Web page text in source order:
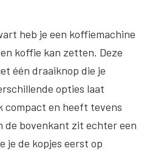
heb je een koffiemachine
koffie kan zetten. Deze
één draaiknop die je
opties laat
compact en heeft tevens
de bovenkant zit echter een
je de kopjes eerst op